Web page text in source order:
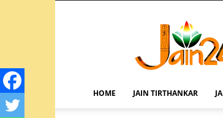
HOME JAIN TIRTHANKAR